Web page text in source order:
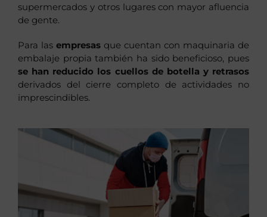
supermercados y otros lugares con mayor afluencia
de gente.
Para las empresas que cuentan con maquinaria de
embalaje propia también ha sido beneficioso, pues
se han reducido los cuellos de botella y retrasos
derivados del cierre completo de actividades no
imprescindibles.